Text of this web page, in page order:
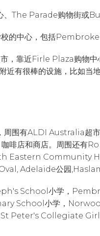
、The Parade购物街或
校的中心，包括
市，靠近Firle Plaza购
近有很棒的设施，比如当
周围有ALDI Australia超
咖啡店和商店。周围还
Eastern Community
Adelaide公园
School小学，
School小学，
Peter's Collegiate